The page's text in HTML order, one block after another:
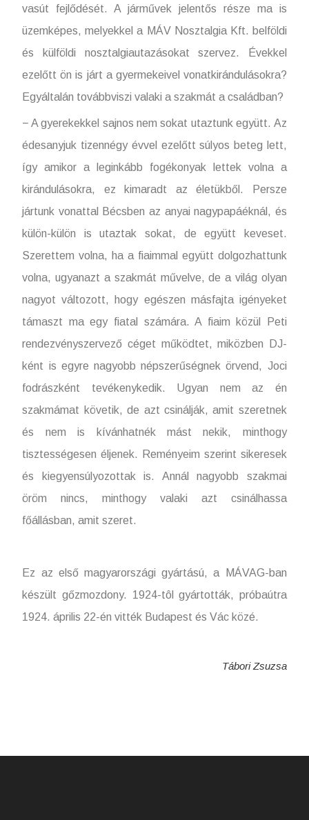
vasút fejlődését. A járművek jelentős része ma is
üzemképes, melyekkel a MÁV Nosztalgia Kft. belföldi
és külföldi nosztalgiautazásokat szervez. Évekkel
ezelőtt ön is járt a gyermekeivel vonatkirándulásokra?
Egyáltalán továbbviszi valaki a szakmát a családban?
− A gyerekekkel sajnos nem sokat utaztunk együtt. Az
édesanyjuk tizennégy évvel ezelőtt súlyos beteg lett,
így amikor a leginkább fogékonyak lettek volna a
kirándulásokra, ez kimaradt az életükből. Persze
jártunk vonattal Bécsben az anyai nagypapáéknál, és
külön-külön is utaztak sokat, de együtt keveset.
Szerettem volna, ha a fiaimmal együtt dolgozhattunk
volna, ugyanazt a szakmát művelve, de a világ olyan
nagyot változott, hogy egészen másfajta igényeket
támaszt ma egy fiatal számára. A fiaim közül Peti
rendezvényszervező céget működtet, miközben DJ-
ként is egyre nagyobb népszerűségnek örvend, Joci
fodrászként tevékenykedik. Ugyan nem az én
szakmámat követik, de azt csinálják, amit szeretnek
és nem is kívánhatnék mást nekik, minthogy
tisztességesen éljenek. Reményeim szerint sikeresek
és kiegyensúlyozottak is. Annál nagyobb szakmai
öröm nincs, minthogy valaki azt csinálhassa
főállásban, amit szeret.
Ez az első magyarországi gyártású, a MÁVAG-ban
készült gőzmozdony. 1924-tôl gyártották, próbaútra
1924. április 22-én vitték Budapest és Vác közé.
Tábori Zsuzsa